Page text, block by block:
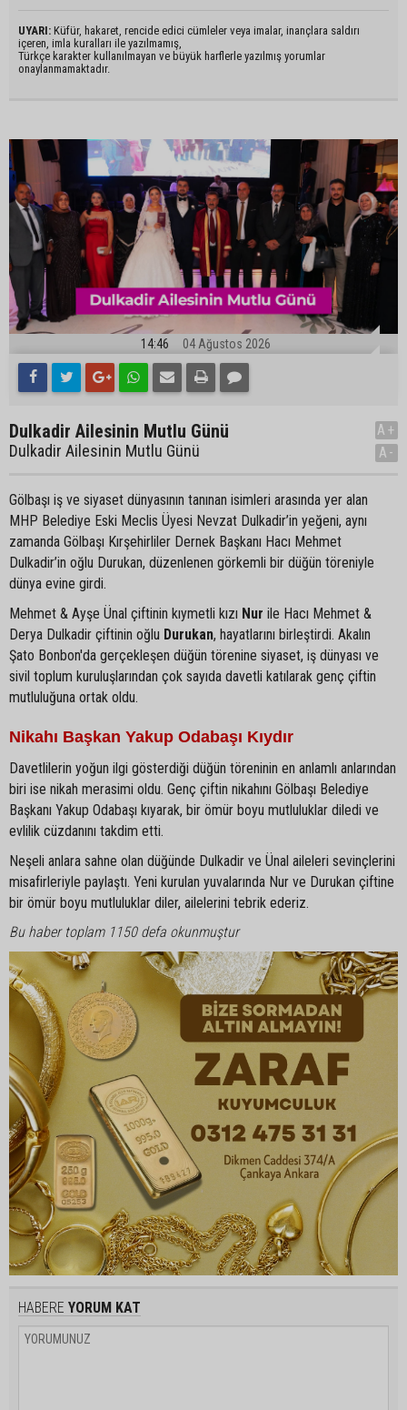
UYARI: Küfür, hakaret, rencide edici cümleler veya imalar, inançlara saldırı
içeren, imla kuralları ile yazılmamış,
Türkçe karakter kullanılmayan ve büyük harflerle yazılmış yorumlar
onaylanmamaktadır.
14:46 04 Ağustos 2026
Dulkadir Ailesinin Mutlu Günü
Dulkadir Ailesinin Mutlu Günü
A+
A-
Gölbaşı iş ve siyaset dünyasının tanınan isimleri arasında yer alan
MHP Belediye Eski Meclis Üyesi Nevzat Dulkadir’in yeğeni, aynı
zamanda Gölbaşı Kırşehirliler Dernek Başkanı Hacı Mehmet
Dulkadir’in oğlu Durukan, düzenlenen görkemli bir düğün töreniyle
dünya evine girdi.
Mehmet & Ayşe Ünal çiftinin kıymetli kızı Nur ile Hacı Mehmet &
Derya Dulkadir çiftinin oğlu Durukan, hayatlarını birleştirdi. Akalın
Şato Bonbon'da gerçekleşen düğün törenine siyaset, iş dünyası ve
sivil toplum kuruluşlarından çok sayıda davetli katılarak genç çiftin
mutluluğuna ortak oldu.
Nikahı Başkan Yakup Odabaşı Kıydır
Davetlilerin yoğun ilgi gösterdiği düğün töreninin en anlamlı anlarından
biri ise nikah merasimi oldu. Genç çiftin nikahını Gölbaşı Belediye
Başkanı Yakup Odabaşı kıyarak, bir ömür boyu mutluluklar diledi ve
evlilik cüzdanını takdim etti.
Neşeli anlara sahne olan düğünde Dulkadir ve Ünal aileleri sevinçlerini
misafirleriyle paylaştı. Yeni kurulan yuvalarında Nur ve Durukan çiftine
bir ömür boyu mutluluklar diler, ailelerini tebrik ederiz.
Bu haber toplam 1150 defa okunmuştur
HABERE YORUM KAT